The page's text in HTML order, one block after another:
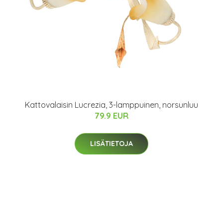
Kattovalaisin Lucrezia, 3-lamppuinen, norsunluu
79.9 EUR
LISÄTIETOJA